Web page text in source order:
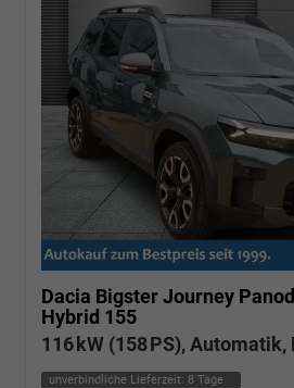
Dacia BigsterJourney
Hybrid 155
116 kW (158 PS),
unverbindliche Lieferzeit: 8 Tage